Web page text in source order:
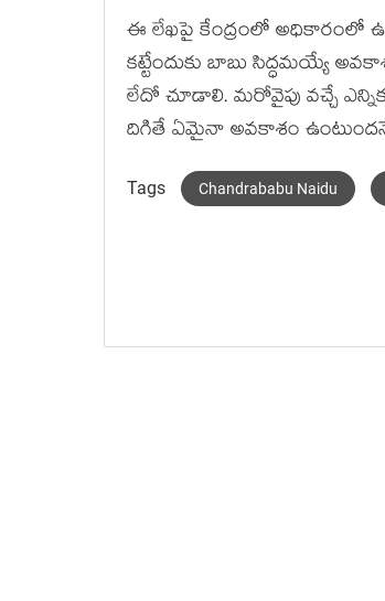
ఈ లేఖపై కేంద్రంలో అధికారంలో
కట్టేందుకు బాబు సిద్ధమయ్యే
లేదో చూడాలి. మరోవైపు వచ్చే
దిగితే ఏమైనా అవకాశం ఉంటుందనే
Tags Chandrababu Naidu